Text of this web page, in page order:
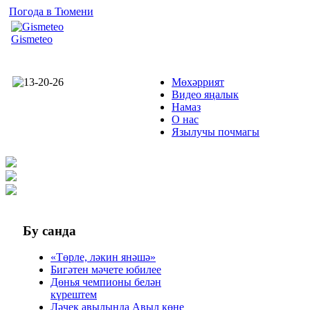
Погода в Тюмени
Gismeteo
Мөхәррият
Видео яңалык
Намаз
О нас
Язылучы почмагы
Бу санда
«Төрле, ләкин янәшә»
Бигәтен мәчете юбилее
Дөнья чемпионы белән
күрештем
Ләчек авылында Авыл көне